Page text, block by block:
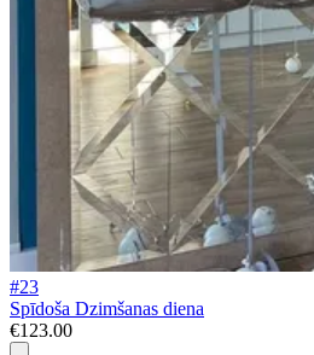
#23
Spīdoša Dzimšanas diena
€123.00